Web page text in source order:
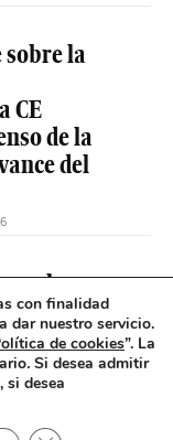
la
CE
de la
del
un
para
de
EM
con finalidad
dar nuestro servicio.
de cookies”. La
. Si desea admitir
si desea